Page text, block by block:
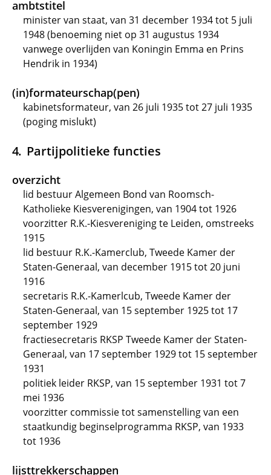
ambtstitel
minister van staat, van 31 december 1934 tot 5 juli
1948 (benoeming niet op 31 augustus 1934
vanwege overlijden van Koningin Emma en Prins
Hendrik in 1934)
(in)formateurschap(pen)
kabinetsformateur, van 26 juli 1935 tot 27 juli 1935
(poging mislukt)
Partijpolitieke functies
overzicht
lid bestuur Algemeen Bond van Roomsch-
Katholieke Kiesverenigingen, van 1904 tot 1926
voorzitter R.K.-Kiesvereniging te Leiden, omstreeks
1915
lid bestuur R.K.-Kamerclub, Tweede Kamer der
Staten-Generaal, van december 1915 tot 20 juni
1916
secretaris R.K.-Kamerlcub, Tweede Kamer der
Staten-Generaal, van 15 september 1925 tot 17
september 1929
fractiesecretaris RKSP Tweede Kamer der Staten-
Generaal, van 17 september 1929 tot 15 september
1931
politiek leider RKSP, van 15 september 1931 tot 7
mei 1936
voorzitter commissie tot samenstelling van een
staatkundig beginselprogramma RKSP, van 1933
tot 1936
lijsttrekkerschappen